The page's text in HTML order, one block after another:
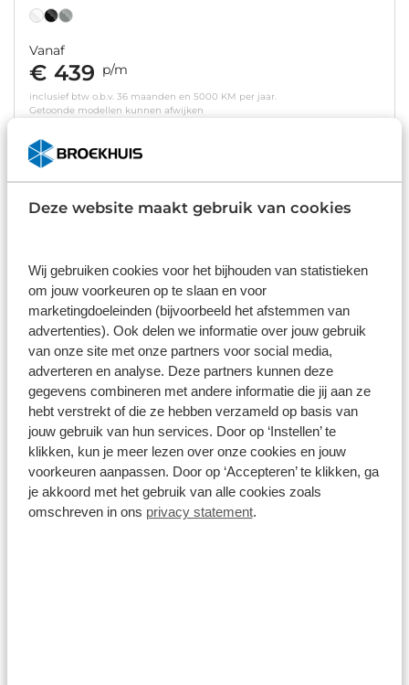
Deze website maakt gebruik van cookies
Wij gebruiken cookies voor het bijhouden van statistieken
om jouw voorkeuren op te slaan en voor
marketingdoeleinden (bijvoorbeeld het afstemmen van
advertenties). Ook delen we informatie over jouw gebruik
van onze site met onze partners voor social media,
adverteren en analyse. Deze partners kunnen deze
gegevens combineren met andere informatie die jij aan ze
hebt verstrekt of die ze hebben verzameld op basis van
jouw gebruik van hun services. Door op ‘Instellen’ te
klikken, kun je meer lezen over onze cookies en jouw
voorkeuren aanpassen. Door op ‘Accepteren’ te klikken, ga
je akkoord met het gebruik van alle cookies zoals
omschreven in ons privacy statement.
Vanaf
€ 439 p/m
inclusief btw o.b.v. 36 maanden en 5000 KM per jaar.
Getoonde modellen kunnen afwijken
Peugeot 2008